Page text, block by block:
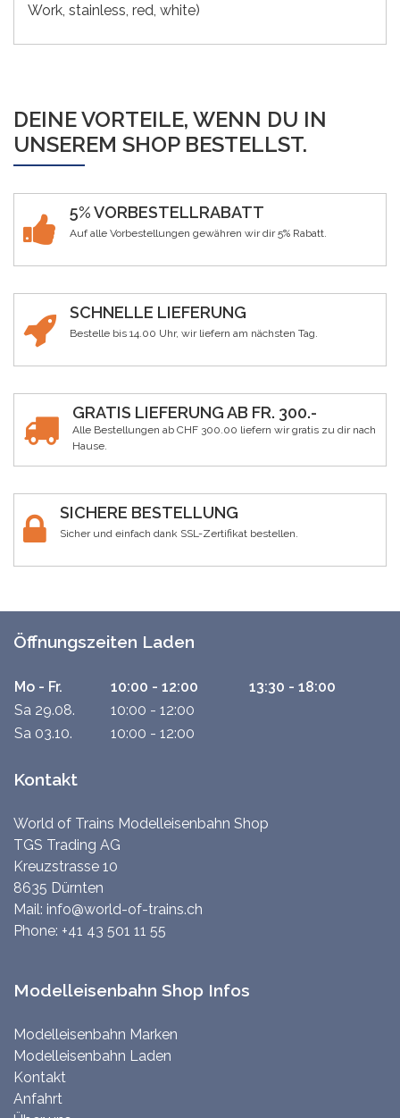
Work, stainless, red, white)
DEINE VORTEILE, WENN DU IN
UNSEREM SHOP BESTELLST.
5% VORBESTELLRABATT
Auf alle Vorbestellungen gewähren wir dir 5% Rabatt.
SCHNELLE LIEFERUNG
Bestelle bis 14.00 Uhr, wir liefern am nächsten Tag.
GRATIS LIEFERUNG AB FR. 300.-
Alle Bestellungen ab CHF 300.00 liefern wir gratis zu dir nach
Hause.
SICHERE BESTELLUNG
Sicher und einfach dank SSL-Zertifikat bestellen.
Öffnungszeiten Laden
Mo - Fr. 10:00 - 12:00
13:30 - 18:00
Sa 29.08.
10:00 - 12:00
Sa 03.10.
10:00 - 12:00
Kontakt
World of Trains Modelleisenbahn Shop
TGS Trading AG
Kreuzstrasse 10
8635 Dürnten
Mail: info@world-of-trains.ch
Phone: +41 43 501 11 55
Modelleisenbahn Shop Infos
Modelleisenbahn Marken
Modelleisenbahn Laden
Kontakt
Anfahrt